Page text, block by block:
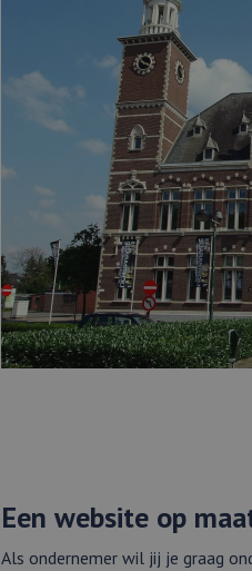
Een website op
Als ondernemer wil jij je graag